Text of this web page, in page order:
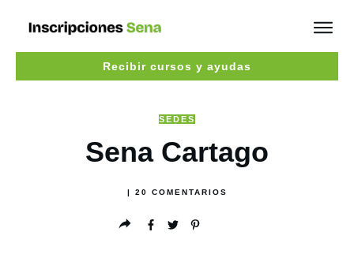
Recibir cursos y ayudas
SEDES
Sena Cartago
20 COMENTARIOS